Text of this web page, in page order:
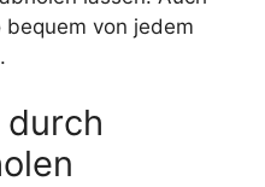
von jedem
durch